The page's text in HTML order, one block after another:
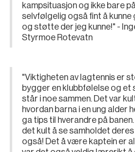
kampsituasjon og ikke bare
selvfølgelig også fint å kunne
og støtte der jeg kunne!" -
Styrmoe Rotevatn
"Viktigheten av lagtennis er
bygger en klubbfølelse og et
står i noe sammen. Det var
hvordan barna i en ung alder
ga tips til hverandre på
det kult å se samholdet
også! Det å være kaptein er